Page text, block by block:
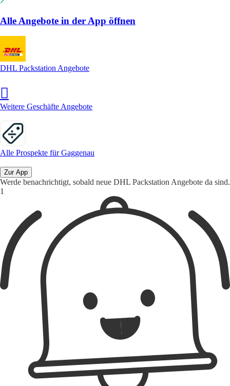
Alle Angebote in der App öffnen
DHL Packstation Angebote
Weitere Geschäfte Angebote
Alle Prospekte für Gaggenau
Zur App
Werde benachrichtigt, sobald neue DHL Packstation Angebote da sind.